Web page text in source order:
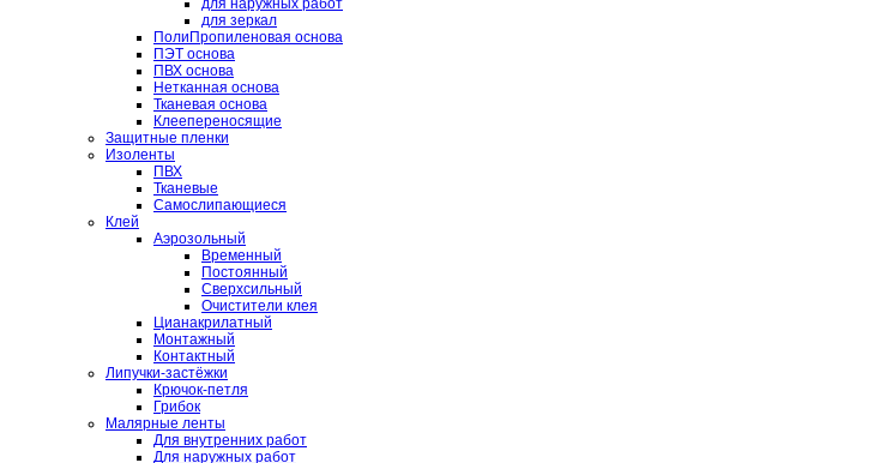
для наружных работ
для зеркал
ПолиПропиленовая основа
ПЭТ основа
ПВХ основа
Нетканная основа
Тканевая основа
Клеепереносящие
Защитные пленки
Изоленты
ПВХ
Тканевые
Самослипающиеся
Клей
Аэрозольный
Временный
Постоянный
Сверхсильный
Очистители клея
Цианакрилатный
Монтажный
Контактный
Липучки-застёжки
Крючок-петля
Грибок
Малярные ленты
Для внутренних работ
Для наружных работ